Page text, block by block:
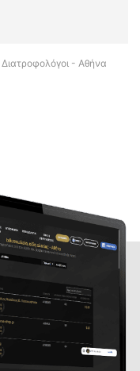
Διατροφολόγοι - Αθήνα